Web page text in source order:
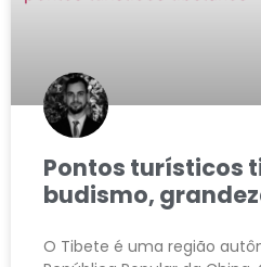
Pontos turísticos
budismo,
O Tibete é uma região